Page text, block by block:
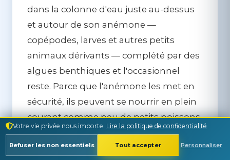
dans la colonne d'eau juste au-dessus
et autour de son anémone —
copépodes, larves et autres petits
animaux dérivants — complété par des
algues benthiques et l'occasionnel
reste. Parce que l'anémone les met en
sécurité, ils peuvent se nourrir en plein
courant comme peu de petits poissons
de récif osent le faire, regagnant les
tentacules au moindre signe de
Votre vie privée nous importe Lire la politique de confidentialité
Personnaliser
Refuser les non essentiels Tout accepter